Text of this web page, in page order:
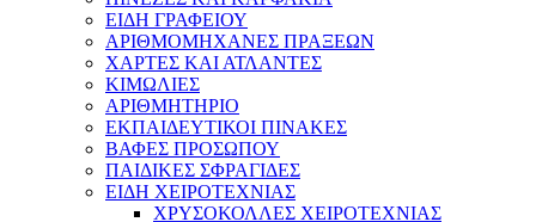
ΕΙΔΗ ΓΡΑΦΕΙΟΥ
ΑΡΙΘΜΟΜΗΧΑΝΕΣ ΠΡΑΞΕΩΝ
ΧΑΡΤΕΣ ΚΑΙ ΑΤΛΑΝΤΕΣ
ΚΙΜΩΛΙΕΣ
ΑΡΙΘΜΗΤΗΡΙΟ
ΕΚΠΑΙΔΕΥΤΙΚΟΙ ΠΙΝΑΚΕΣ
ΒΑΦΕΣ ΠΡΟΣΩΠΟΥ
ΠΑΙΔΙΚΕΣ ΣΦΡΑΓΙΔΕΣ
ΕΙΔΗ ΧΕΙΡΟΤΕΧΝΙΑΣ
ΧΡΥΣΟΚΟΛΛΕΣ ΧΕΙΡΟΤΕΧΝΙΑΣ